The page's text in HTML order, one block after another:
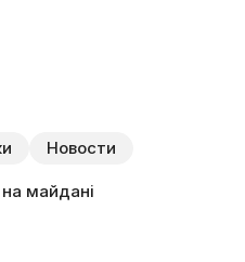
Новости
майдані